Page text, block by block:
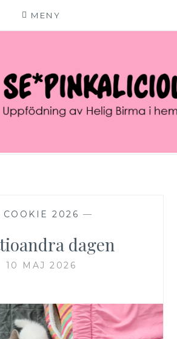
MENY
VÅR LILLA KATTERIA!
COOKIE 2026 —
dagen
10 MAJ 2026